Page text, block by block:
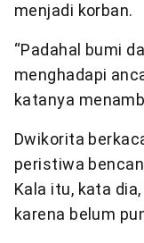
menjadi korban.
“Padahal bumi
menghadapi
katanya
Dwikorita
peristiwa
Kala itu, kata
karena belum